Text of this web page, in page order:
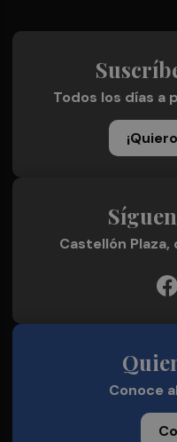
Todos los días a
Castellón
Conoce